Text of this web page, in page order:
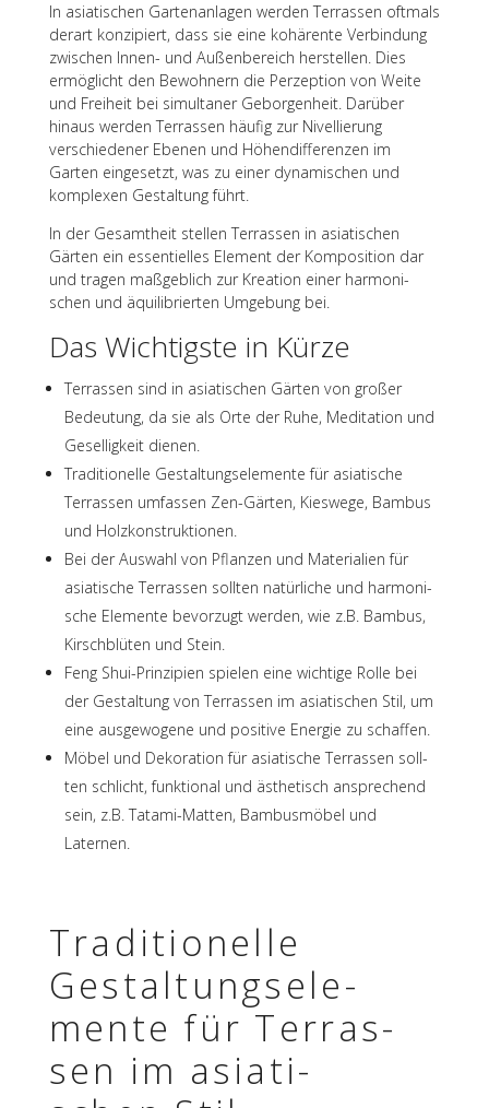
In asia­ti­schen Garten­an­la­gen werden Terras­sen oftmals
derart konzi­piert, dass sie eine kohä­rente Verbin­dung
zwischen Innen- und Außen­be­reich herstel­len. Dies
ermög­licht den Bewoh­nern die Perzep­tion von Weite
und Frei­heit bei simul­ta­ner Gebor­gen­heit. Darüber
hinaus werden Terras­sen häufig zur Nivel­lie­rung
verschie­de­ner Ebenen und Höhen­dif­fe­ren­zen im
Garten einge­setzt, was zu einer dyna­mi­schen und
komple­xen Gestal­tung führt.
In der Gesamt­heit stel­len Terras­sen in asia­ti­schen
Gärten ein essen­ti­el­les Element der Kompo­si­tion dar
und tragen maßgeb­lich zur Krea­tion einer harmo­ni­
schen und äqui­li­brier­ten Umge­bung bei.
Das Wich­tigste in Kürze
Terras­sen sind in asia­ti­schen Gärten von großer
Bedeu­tung, da sie als Orte der Ruhe, Medi­ta­tion und
Gesel­lig­keit dienen.
Tradi­tio­nelle Gestal­tungs­ele­mente für asia­ti­sche
Terras­sen umfas­sen Zen-Gärten, Kies­wege, Bambus
und Holzkonstruktionen.
Bei der Auswahl von Pflan­zen und Mate­ria­lien für
asia­ti­sche Terras­sen soll­ten natür­li­che und harmo­ni­
sche Elemente bevor­zugt werden, wie z.B. Bambus,
Kirsch­blü­ten und Stein.
Feng Shui-Prin­zi­pien spie­len eine wich­tige Rolle bei
der Gestal­tung von Terras­sen im asia­ti­schen Stil, um
eine ausge­wo­gene und posi­tive Ener­gie zu schaffen.
Möbel und Deko­ra­tion für asia­ti­sche Terras­sen soll­
ten schlicht, funk­tio­nal und ästhe­tisch anspre­chend
sein, z.B. Tatami-Matten, Bambus­mö­bel und
Laternen.
Tradi­tio­nelle
Gestal­tungs­ele­
mente für Terras­
sen im asia­ti­